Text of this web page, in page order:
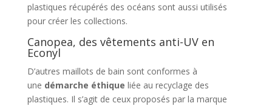
plastiques récupérés des océans sont aussi utilisés
pour créer les collections.
Canopea, des vêtements anti-UV en
Econyl
D’autres maillots de bain sont conformes à
une démarche éthique liée au recyclage des
plastiques. Il s’agit de ceux proposés par la marque